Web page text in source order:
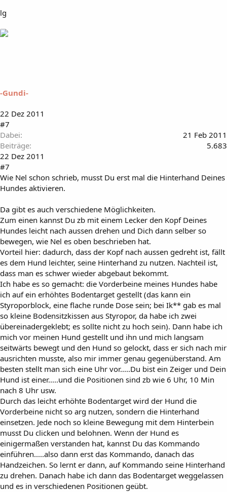
lg
-Gundi-
22 Dez 2011
#7
Dabei
21 Feb 2011
Beiträge
5.683
22 Dez 2011
#7
Wie Nel schon schrieb, musst Du erst mal die Hinterhand Deines
Hundes aktivieren.
Da gibt es auch verschiedene Möglichkeiten.
Zum einen kannst Du zb mit einem Lecker den Kopf Deines
Hundes leicht nach aussen drehen und Dich dann selber so
bewegen, wie Nel es oben beschrieben hat.
Vorteil hier: dadurch, dass der Kopf nach aussen gedreht ist, fällt
es dem Hund leichter, seine Hinterhand zu nutzen. Nachteil ist,
dass man es schwer wieder abgebaut bekommt.
Ich habe es so gemacht: die Vorderbeine meines Hundes habe
ich auf ein erhöhtes Bodentarget gestellt (das kann ein
Styroporblock, eine flache runde Dose sein; bei Ik** gab es mal
so kleine Bodensitzkissen aus Styropor, da habe ich zwei
übereinadergeklebt; es sollte nicht zu hoch sein). Dann habe ich
mich vor meinen Hund gestellt und ihn und mich langsam
seitwärts bewegt und den Hund so gelockt, dass er sich nach mir
ausrichten musste, also mir immer genau gegenüberstand. Am
besten stellt man sich eine Uhr vor.....Du bist ein Zeiger und Dein
Hund ist einer.....und die Positionen sind zb wie 6 Uhr, 10 Min
nach 8 Uhr usw.
Durch das leicht erhöhte Bodentarget wird der Hund die
Vorderbeine nicht so arg nutzen, sondern die Hinterhand
einsetzen. Jede noch so kleine Bewegung mit dem Hinterbein
musst Du clicken und belohnen. Wenn der Hund es
einigermaßen verstanden hat, kannst Du das Kommando
einführen.....also dann erst das Kommando, danach das
Handzeichen. So lernt er dann, auf Kommando seine Hinterhand
zu drehen. Danach habe ich dann das Bodentarget weggelassen
und es in verschiedenen Positionen geübt.